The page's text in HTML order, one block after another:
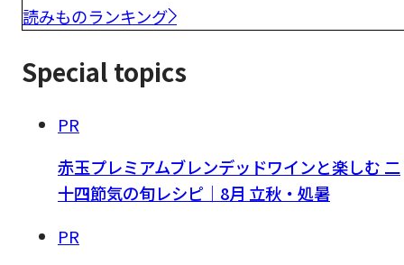
読みものランキング
Special topics
PR
赤玉プレミアムブレンデッドワインと楽しむ 二
十四節気の旬レシピ｜8月 立秋・処暑
PR